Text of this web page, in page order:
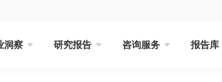
洞察 研究报告 咨询服务 报告库